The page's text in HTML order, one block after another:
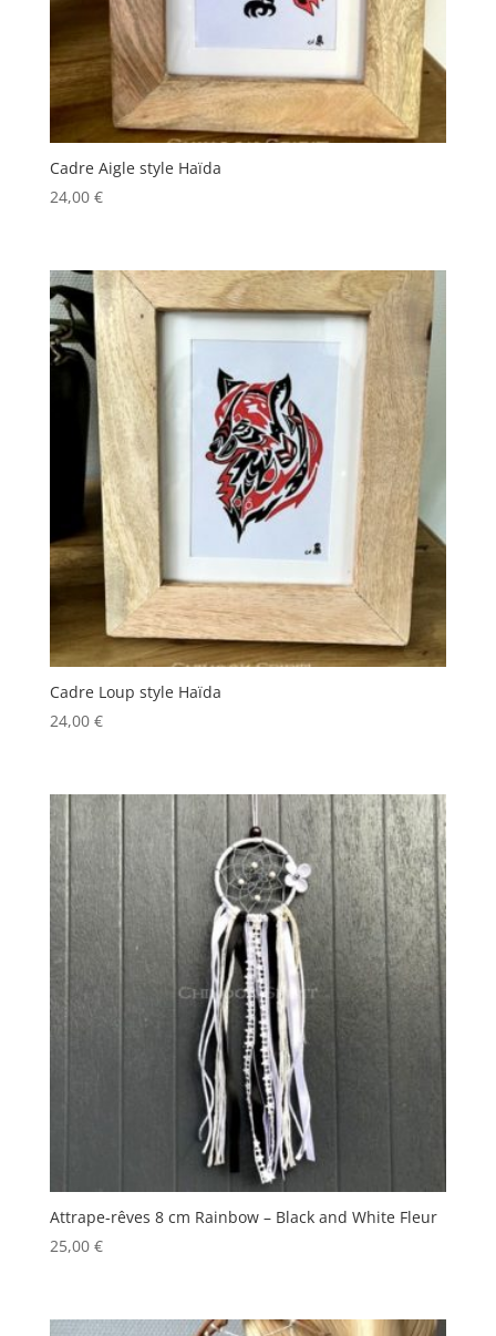
Cadre Aigle style Haïda
24,00 €
Cadre Loup style Haïda
24,00 €
Attrape-rêves 8 cm Rainbow – Black and White Fleur
25,00 €